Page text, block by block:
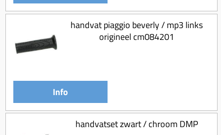
handvat piaggio beverly / mp3 links
origineel cm084201
Info
handvatset zwart / chroom DMP